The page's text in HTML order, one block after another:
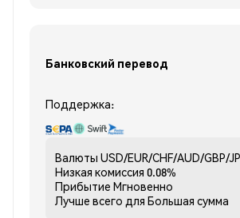
Банковский перевод
Поддержка:
Валюты USD/EUR/CHF/AUD/GBP/
Низкая комиссия 0.08%
Прибытие Мгновенно
Лучше всего для Большая сумма